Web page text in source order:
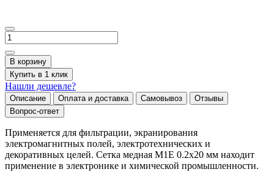
В корзину
Купить в 1 клик
Нашли дешевле?
Описание Оплата и доставка Самовывоз
Отзывы
Вопрос-ответ
Применяется для фильтрации, экранирования
электромагнитных полей, электротехнических и
декоративных целей. Сетка медная М1Е 0.2х20 мм находит
применение в электронике и химической промышленности.